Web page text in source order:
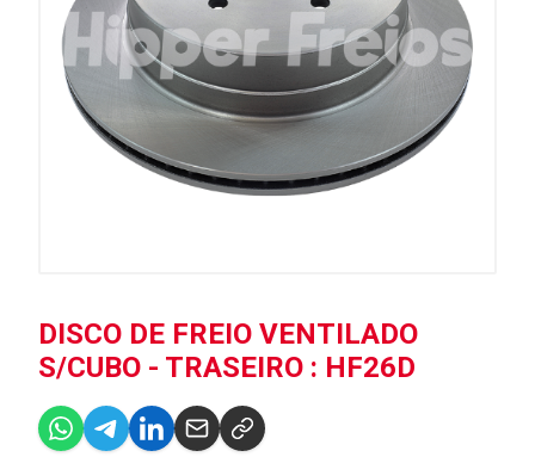
DISCO DE FREIO VENTILADO
S/CUBO - TRASEIRO : HF26D